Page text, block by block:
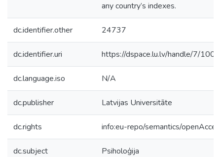
any country’s indexes.
dc.identifier.other 24737
dc.identifier.uri https://dspace.lu.lv/handle/7/
dc.language.iso N/A
dc.publisher Latvijas Universitāte
dc.rights info:eu-repo/semantics/
dc.subject Psiholoģija